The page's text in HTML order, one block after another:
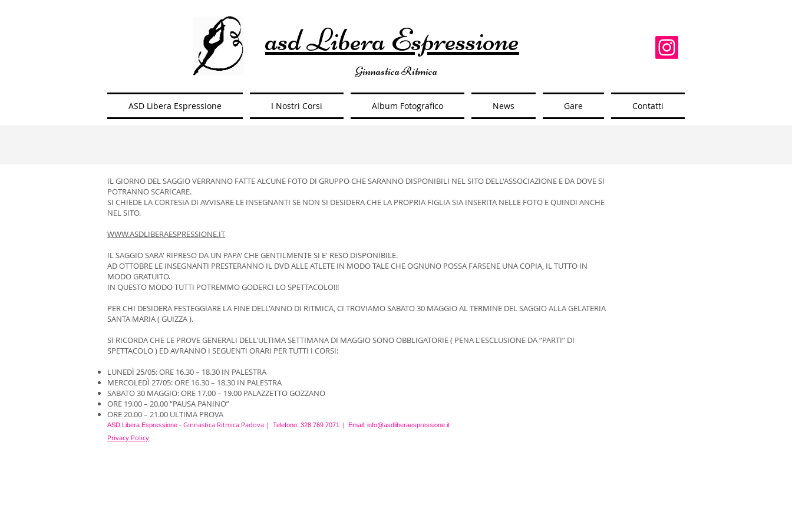
asd Libera Espressione
Ginnastica Ritmica
ASD Libera Espressione I Nostri Corsi Album Fotografico News Gare Contatti
IL GIORNO DEL SAGGIO VERRANNO FATTE ALCUNE FOTO DI GRUPPO CHE SARANNO DISPONIBILI NEL SITO DELL'ASSOCIAZIONE E DA DOVE SI
POTRANNO SCARICARE.
SI CHIEDE LA CORTESIA DI AVVISARE LE INSEGNANTI SE NON SI DESIDERA CHE LA PROPRIA FIGLIA SIA INSERITA NELLE FOTO E QUINDI ANCHE
NEL SITO.
WWW.ASDLIBERAESPRESSIONE.IT
IL SAGGIO SARA' RIPRESO DA UN PAPA' CHE GENTILMENTE SI E' RESO DISPONIBILE.
AD OTTOBRE LE INSEGNANTI PRESTERANNO IL DVD ALLE ATLETE IN MODO TALE CHE OGNUNO POSSA FARSENE UNA COPIA, IL TUTTO IN
MODO GRATUITO.
IN QUESTO MODO TUTTI POTREMMO GODERCI LO SPETTACOLO!!!
PER CHI DESIDERA FESTEGGIARE LA FINE DELL'ANNO DI RITMICA, CI TROVIAMO SABATO 30 MAGGIO AL TERMINE DEL SAGGIO ALLA GELATERIA
SANTA MARIA ( GUIZZA ).
SI RICORDA CHE LE PROVE GENERALI DELL'ULTIMA SETTIMANA DI MAGGIO SONO OBBLIGATORIE ( PENA L'ESCLUSIONE DA “PARTI” DI
SPETTACOLO ) ED AVRANNO I SEGUENTI ORARI PER TUTTI I CORSI:
LUNEDÌ 25/05: ORE 16.30 – 18.30 IN PALESTRA
MERCOLEDÌ 27/05: ORE 16.30 – 18.30 IN PALESTRA
SABATO 30 MAGGIO: ORE 17.00 – 19.00 PALAZZETTO GOZZANO
ORE 19.00 – 20.00 “PAUSA PANINO”
ORE 20.00 – 21.00 ULTIMA PROVA
ASD Libera Espressione - Ginnastica Ritmica Padova | Telefono: 328 769 7071 | Email: info@asdliberaespressione.it
Privacy Policy